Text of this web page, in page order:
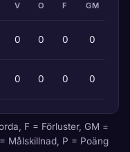
V O F GM
0 0 0 0
0 0 0 0
F = Förluster, GM =
Målskillnad, P = Poäng